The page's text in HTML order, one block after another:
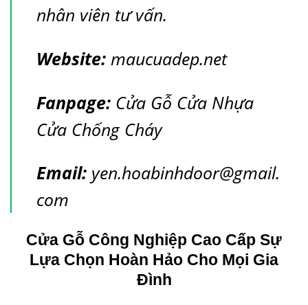
nhân viên tư vấn.
Website: maucuadep.net
Fanpage: Cửa Gỗ Cửa Nhựa
Cửa Chống Cháy
Email: yen.hoabinhdoor@gmail.
com
Cửa Gỗ Công Nghiệp Cao Cấp Sự
Lựa Chọn Hoàn Hảo Cho Mọi Gia
Đình